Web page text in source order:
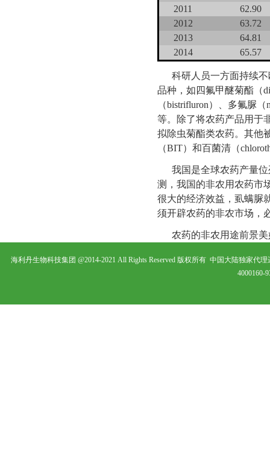
2011
62.90
2012
63.72
2013
64.81
2014
65.57
科研人员一方面持续
品种，如四氟甲醚菊酯（
（bistrifluron）、多氟脲
等。除了将农药产品用于
拟除虫菊酯类农药。其他
（BIT）和百菌清（
我国是全球农药产量
测，我国的非农用农药市
很大的经济效益，虱螨脲
须开辟农药的非农市场，
农药的非农用途前景美
海利丹生物科技集团 @2014-2021 All Rights Reserved 版权所有 中国大陆独家
4000160-